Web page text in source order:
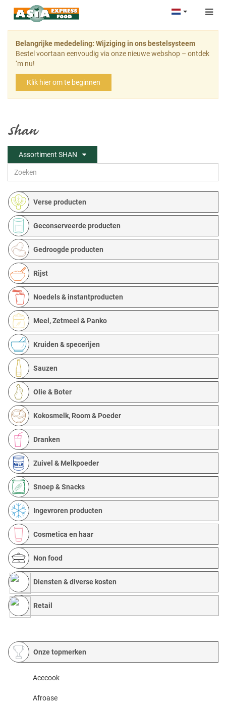
Belangrijke mededeling: Wijziging in ons bestelsysteem
Bestel voortaan eenvoudig via onze nieuwe webshop – ontdek
‘m nu!
Klik hier om te beginnen
Verse producten
Geconserveerde producten
Gedroogde producten
Rijst
Noedels & instantproducten
Meel, Zetmeel & Panko
Kruiden & specerijen
Sauzen
Olie & Boter
Kokosmelk, Room & Poeder
Dranken
Zuivel & Melkpoeder
Snoep & Snacks
Ingevroren producten
Cosmetica en haar
Non food
Diensten & diverse kosten
Retail
Onze topmerken
Acecook
Afroase
Shan
Assortiment SHAN